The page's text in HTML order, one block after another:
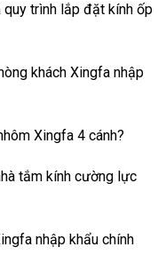
trình lắp đặt kính ốp
khách Xingfa nhập
Xingfa 4 cánh?
tắm kính cường lực
nhập khẩu chính